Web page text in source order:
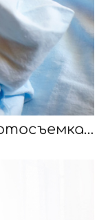
Выписка из роддома. Фотосъемка дома